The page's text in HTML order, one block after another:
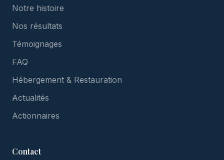
Notre histoire
Nos résultats
Témoignages
FAQ
Hébergement & Restauration
Actualités
Actionnaires
Contact